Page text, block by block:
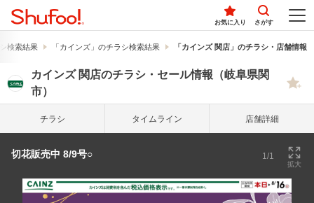
お気に入り さがす
検索結果 「カインズ」のチラシ検索結果 「カインズ 関店」のチラシ・店舗情報
カインズ 関店のチラシ・セール情報（岐阜県関
市）
チラシ タイム ライン 店舗詳細
切花販売中 8/9号○ 1/1
拡大